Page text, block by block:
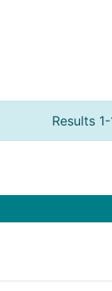
Results